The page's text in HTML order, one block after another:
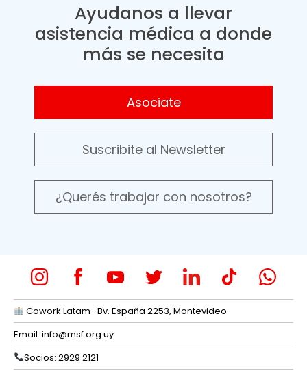
Ayudanos a llevar
asistencia médica a donde
más se necesita
Asociate
Suscribite al Newsletter
¿Querés trabajar con nosotros?
Cowork Latam- Bv. España 2253, Montevideo
Email: info@msf.org.uy
Socios: 2929 2121